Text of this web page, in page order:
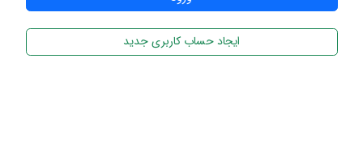
ایجاد حساب کاربری جدید